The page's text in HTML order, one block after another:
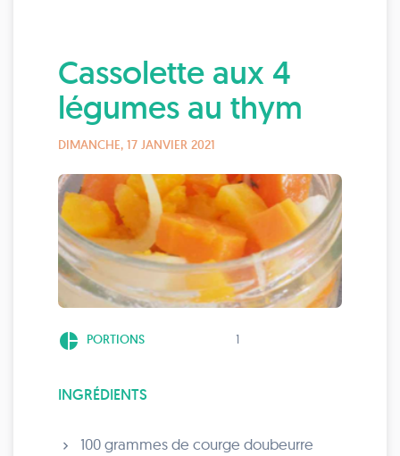
Cassolette aux 4
légumes au thym
DIMANCHE, 17 JANVIER 2021
pie_chart PORTIONS 1
INGRÉDIENTS
100 grammes de courge doubeurre